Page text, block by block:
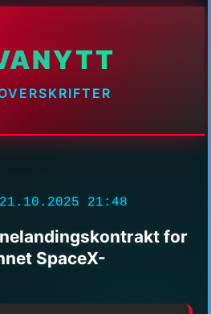
21.10.2025 21:48
for
SpaceX-